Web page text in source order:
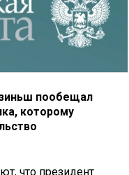
пообещал
которому
что президент